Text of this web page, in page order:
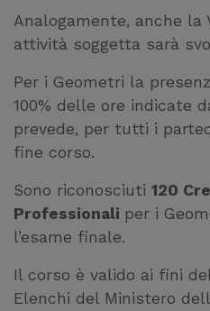
Analogamente, anche la
attività soggetta sarà
Per i Geometri la
100% delle ore indicate
prevede, per tutti i
fine corso.
Sono riconosciuti 120
Professionali per i
l’esame finale.
Il corso è valido ai fini
Elenchi del Ministero